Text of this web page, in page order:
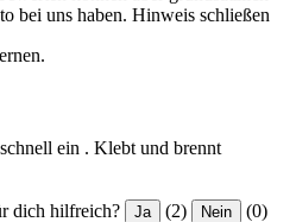
bei uns haben. Hinweis schließen
ein . Klebt und brennt
dich hilfreich? Ja (2) Nein (0)